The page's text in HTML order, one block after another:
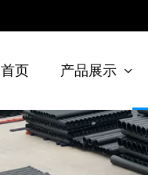
首页 产品展示